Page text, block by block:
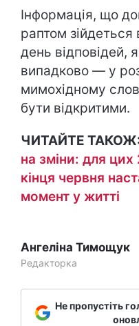
Інформація, що
раптом зійдеться
день відповідей,
випадково — у
мимохідному
бути відкритими.
ЧИТАЙТЕ
на зміни: для цих
кінця червня
момент у житті
Ангеліна Тимощук
Редакторка
Не пропустіть